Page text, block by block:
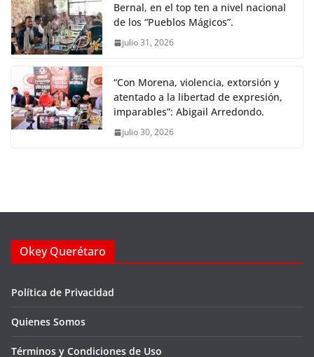
Bernal, en el top ten a nivel nacional
de los “Pueblos Mágicos”.
julio 31, 2026
“Con Morena, violencia, extorsión y
atentado a la libertad de expresión,
imparables”: Abigail Arredondo.
julio 30, 2026
Okey Querétaro
Política de Privacidad
Quienes Somos
Términos y Condiciones de Uso